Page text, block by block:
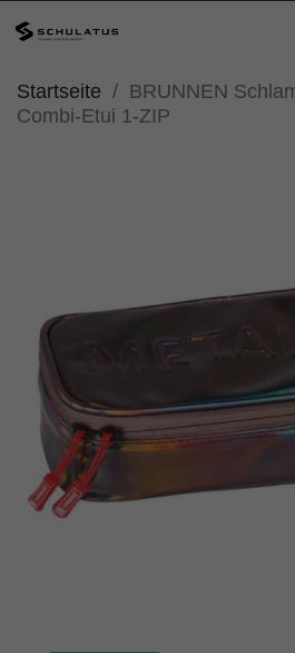
Startseite
BRUNNEN
Combi-Etui 1-ZIP